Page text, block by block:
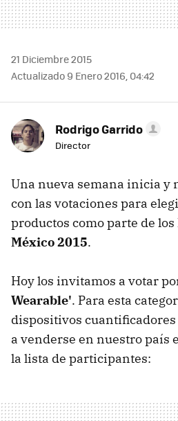
21 Diciembre 2015
Actualizado 9 Enero 2016, 04:42
Rodrigo Garrido
Director
Una nueva semana inicia y
con las votaciones para
productos como parte de los
México 2015.
Hoy los invitamos a votar
Wearable'. Para esta
dispositivos
a venderse en nuestro país
la lista de participantes: